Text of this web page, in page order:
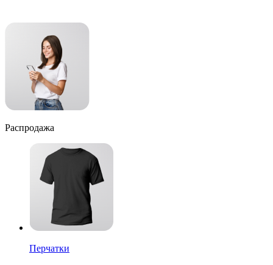
Распродажа
Перчатки